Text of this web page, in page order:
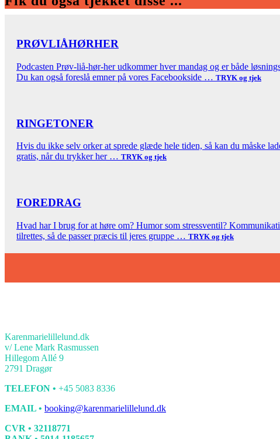
PRØVLIÅHØRHER
Podcasten Prøv-liå-hør-her udkommer hver mandag og er både
Du kan også foreslå emner på vores Facebookside … TRYK og tjek
RINGETONER
Hvis du ikke selv orker at sprede glæde hele tiden, så kan du måske
gratis, når du trykker her … TRYK og tjek
FOREDRAG
Hvad har I brug for at høre om? Humor som stressventil?
tilrettes, så de passer præcis til jeres gruppe … TRYK og tjek
Karenmarielillelund.dk
v/ Lene Mark Rasmussen
Hillegom Allé 9
2791 Dragør
TELEFON • +45 5083 8336
EMAIL • booking@karenmarielillelund.dk
CVR • 32118771